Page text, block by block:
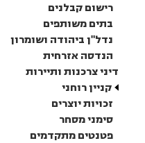
רישום קבלנים
בתים משותפים
נדל"ן ביהודה ושומרון
הנדסה אזרחית
דיני צרכנות ותיירות
קניין רוחני
זכויות יוצרים
סימני מסחר
פטנטים מתקדמים